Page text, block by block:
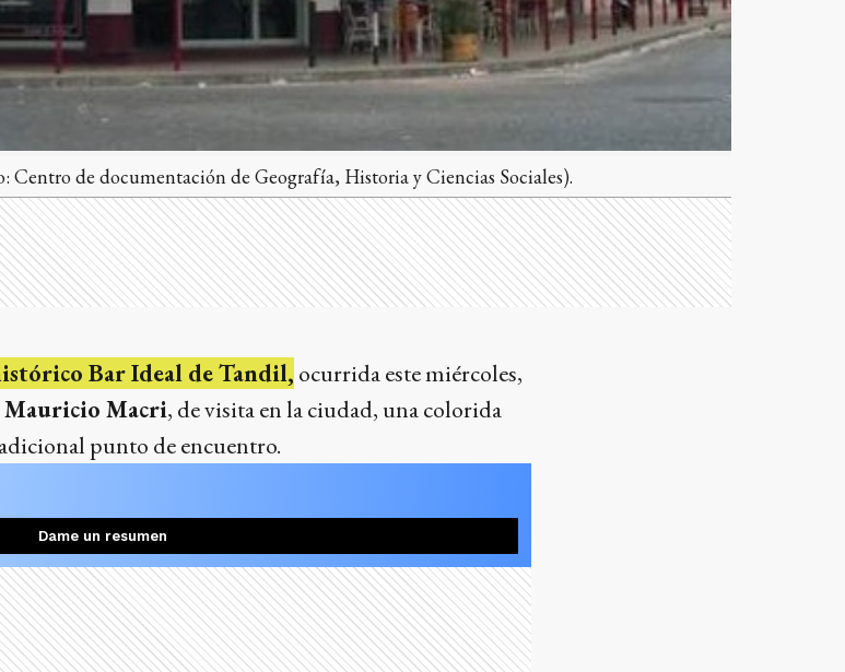
de documentación de Geografía, Historia y Ciencias Sociales).
Bar Ideal de Tandil, ocurrida este miércoles,
Mauricio Macri, de visita en la ciudad, una colorida
punto de encuentro.
Dame un resumen